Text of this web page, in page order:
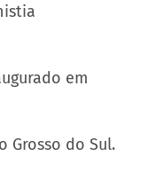
em
Grosso do Sul.